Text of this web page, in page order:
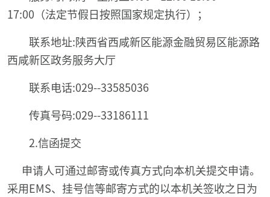
17:00（法定节假日按照国家规定执行）；
联系地址:陕西省西咸新区能源金融贸易区能源路
西咸新区政务服务大厅
联系电话:029--33585036
传真号码:029--33186111
2.信函提交
申请人可通过邮寄或传真方式向本机关提交申请。
采用EMS、挂号信等邮寄方式的以本机关签收之日为